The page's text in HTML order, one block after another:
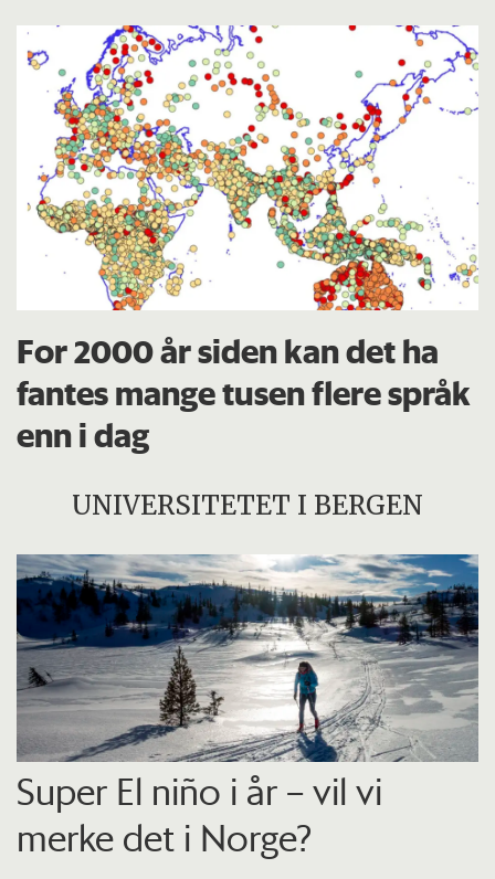
For 2000 år siden kan det ha
fantes mange tusen flere språk
enn i dag
UNIVERSITETET I BERGEN
Super El niño i år – vil vi
merke det i Norge?